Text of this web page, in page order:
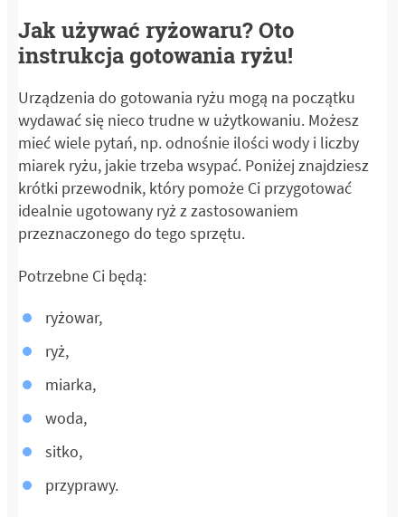
Jak używać ryżowaru? Oto
instrukcja gotowania ryżu!
Urządzenia do gotowania ryżu mogą na początku
wydawać się nieco trudne w użytkowaniu. Możesz
mieć wiele pytań, np. odnośnie ilości wody i liczby
miarek ryżu, jakie trzeba wsypać. Poniżej znajdziesz
krótki przewodnik, który pomoże Ci przygotować
idealnie ugotowany ryż z zastosowaniem
przeznaczonego do tego sprzętu.
Potrzebne Ci będą:
ryżowar,
ryż,
miarka,
woda,
sitko,
przyprawy.